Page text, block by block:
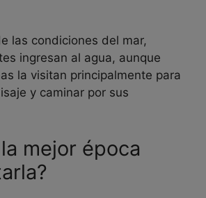
las condiciones del mar,
ingresan al agua, aunque
la visitan principalmente para
y caminar por sus
mejor época